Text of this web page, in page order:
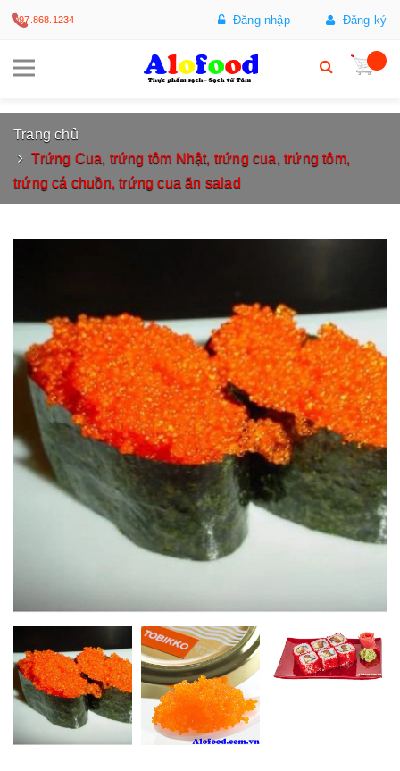
097.868.1234 Đăng nhập Đăng ký
Trang chủ
Trứng Cua, trứng tôm Nhật, trứng cua, trứng tôm,
trứng cá chuồn, trứng cua ăn salad